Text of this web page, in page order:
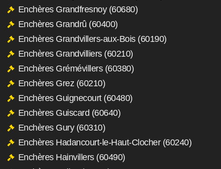
Enchères Grandfresnoy (60680)
Enchères Grandrû (60400)
Enchères Grandvillers-aux-Bois (60190)
Enchères Grandvilliers (60210)
Enchères Grémévillers (60380)
Enchères Grez (60210)
Enchères Guignecourt (60480)
Enchères Guiscard (60640)
Enchères Gury (60310)
Enchères Hadancourt-le-Haut-Clocher (60240)
Enchères Hainvillers (60490)